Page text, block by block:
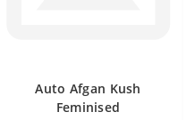
Auto Afgan Kush
Feminised